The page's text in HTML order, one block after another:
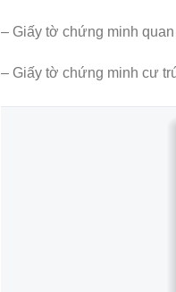
– Giấy tờ chứng minh
– Giấy tờ chứng minh cư